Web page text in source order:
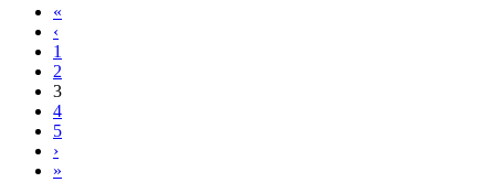
Pagine
«
‹
1
2
3
4
5
›
»